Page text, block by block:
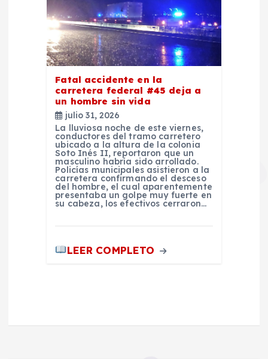
Fatal accidente en la
carretera federal #45 deja a
un hombre sin vida
julio 31, 2026
La lluviosa noche de este viernes,
conductores del tramo carretero
ubicado a la altura de la colonia
Soto Inés II, reportaron que un
masculino habría sido arrollado.
Policías municipales asistieron a la
carretera confirmando el desceso
del hombre, el cual aparentemente
presentaba un golpe muy fuerte en
su cabeza, los efectivos cerraron…
LEER COMPLETO